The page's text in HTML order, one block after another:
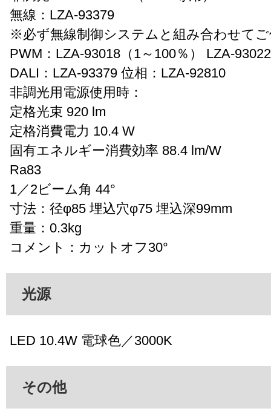
無線：LZA-93379
※必ず無線制御システムと組み合わせて
PWM：LZA-93018（1～100％） LZA-
DALI：LZA-93379 位相：LZA-92810
非調光用電源使用時：
定格光束 920 lm
定格消費電力 10.4 W
固有エネルギー消費効率 88.4 lm/W
Ra83
1／2ビーム角 44°
寸法：径φ85 埋込穴φ75 埋込深99mm
重量：0.3kg
コメント：カットオフ30°
光源
LED 10.4W 電球色／3000K
その他